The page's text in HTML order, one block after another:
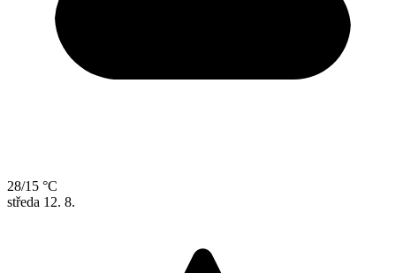
28/15 °C
středa 12. 8.